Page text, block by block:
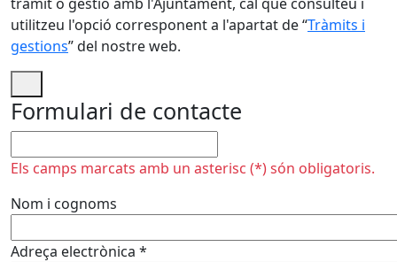
utilitzeu l'opció corresponent a l'apartat de “Tràmits i
gestions” del nostre web.
Formulari de contacte
Els camps marcats amb un asterisc (*) són obligatoris.
Nom i cognoms
Adreça electrònica *